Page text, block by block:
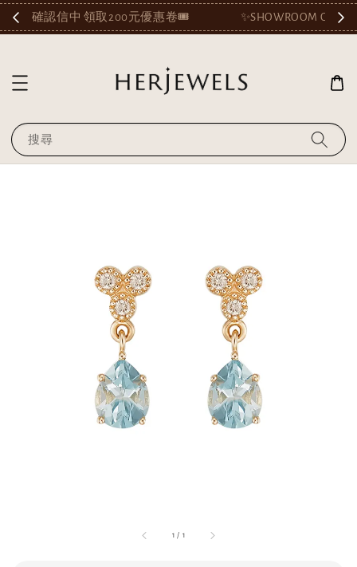
卷🎟️ ✨SHOWROOM OPEN AT KAOHSIUNG✨
搜尋
1 / 1